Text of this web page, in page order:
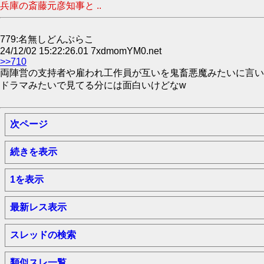
兵庫の斎藤元彦知事と ..
779:名無しどんぶらこ
24/12/02 15:22:26.01 7xdmomYM0.net
>>710
両陣営の支持者や雇われ工作員が互いを鬼畜悪魔みたいに言
ドラマみたいで見てる分には面白いけどなw
次ページ
続きを表示
1を表示
最新レス表示
スレッドの検索